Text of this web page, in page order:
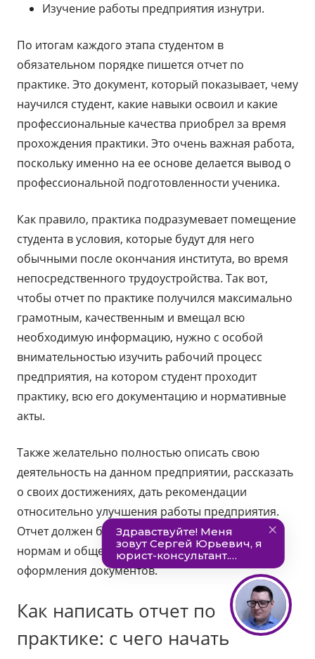
Изучение работы предприятия изнутри.
По итогам каждого этапа студентом в
обязательном порядке пишется отчет по
практике. Это документ, который показывает, чему
научился студент, какие навыки освоил и какие
профессиональные качества приобрел за время
прохождения практики. Это очень важная работа,
поскольку именно на ее основе делается вывод о
профессиональной подготовленности ученика.
Как правило, практика подразумевает помещение
студента в условия, которые будут для него
обычными после окончания института, во время
непосредственного трудоустройства. Так вот,
чтобы отчет по практике получился максимально
грамотным, качественным и вмещал всю
необходимую информацию, нужно с особой
внимательностью изучить рабочий процесс
предприятия, на котором студент проходит
практику, всю его документацию и нормативные
акты.
Также желательно полностью описать свою
деятельность на данном предприятии, рассказать
о своих достижениях, дать рекомендации
относительно улучшения работы предприятия.
Отчет должен быть составлен согласно всем
нормам и общепринятым стандартам
оформления документов.
Как написать отчет по
практике: с чего начать